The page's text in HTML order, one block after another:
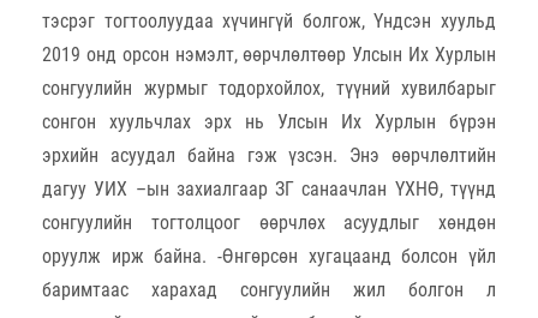
тэсрэг тогтоолуудаа хүчингүй болгож, Үндсэн хуульд
2019 онд орсон нэмэлт, өөрчлөлтөөр Улсын Их Хурлын
сонгуулийн журмыг тодорхойлох, түүний хувилбарыг
сонгон хуульчлах эрх нь Улсын Их Хурлын бүрэн
эрхийн асуудал байна гэж үзсэн. Энэ өөрчлөлтийн
дагуу УИХ –ын захиалгаар ЗГ санаачлан ҮХНӨ, түүнд
сонгуулийн тогтолцоог өөрчлөх асуудлыг хөндөн
оруулж ирж байна. -Өнгөрсөн хугацаанд болсон үйл
баримтаас харахад сонгуулийн жил болгон л